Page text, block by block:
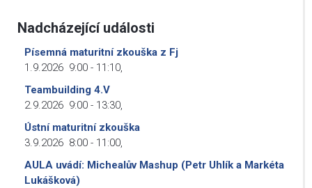
Nadcházející události
Písemná maturitní zkouška z Fj
1.9.2026 9:00 - 11:10,
Teambuilding 4.V
2.9.2026 9:00 - 13:30,
Ústní maturitní zkouška
3.9.2026 8:00 - 11:00,
AULA uvádí: Michealův Mashup (Petr Uhlík a Markéta
Lukášková)